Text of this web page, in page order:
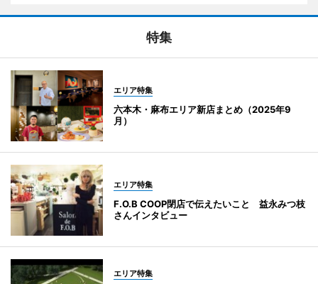
特集
エリア特集
六本木・麻布エリア新店まとめ（2025年9
月）
エリア特集
F.O.B COOP閉店で伝えたいこと 益永みつ枝
さんインタビュー
エリア特集